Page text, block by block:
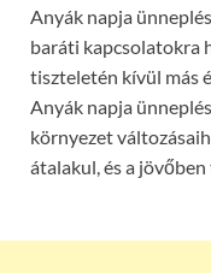
Anyák napja
baráti kapcsolatokra
tiszteletén kívül más
Anyák napja
környezet
átalakul, és a